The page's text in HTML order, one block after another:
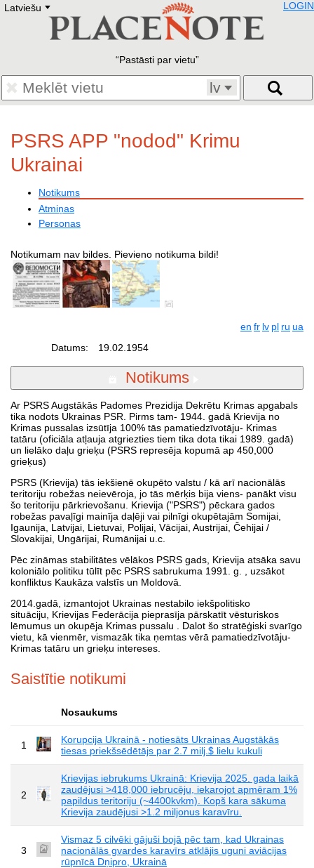
Latviešu E
Deutsch
Francais
Polski
Eestikeelne
LOGIN
Pastāsti par vietu
lv
PSRS APP "nodod" Krimu
Ukrainai
Notikums
Atmiņas
Personas
Notikumam nav bildes. Pievieno notikuma bildi!
en fr lv pl ru ua
Datums:
19.02.1954
Notikums
Ar PSRS Augstākās Padomes Prezidija Dekrētu Krimas apgabals
tika nodots Ukrainas PSR. Pirms tam- 1944. gadā Krievija no
Krimas pussalas izsūtīja 100% tās pamatiedzīvotāju- Krimas
tatāru (oficiāla atļauja atgriezties tiem tika dota tikai 1989. gadā)
un lielāko daļu grieķu (PSRS represēja kopumā ap 450,000
grieķus)
PSRS (Krievija) tās iekšienē okupēto valstu / kā arī nacionālās
teritoriju robežas neievēroja, jo tās mērķis bija viens- panākt visu
šo teritoriju pārkrievošanu. Krievija ("PSRS") pēckara gados
robežas pavaļīgi mainīja daļēji vai pilnīgi okupētajām Somijai,
Igaunija, Latvijai, Lietuvai, Polijai, Vācijai, Austrijai, Čehijai /
Slovakijai, Ungārijai, Rumānijai u.c.
Pēc zināmas stabilitātes vēlākos PSRS gads, Krievija atsāka savu
koloniālo politiku tūlīt pēc PSRS sabrukuma 1991. g. , uzsākot
konfliktus Kaukāza valstīs un Moldovā.
2014.gadā, izmantojot Ukrainas nestabilo iekšpolitisko
situāciju, Krievijas Federācija pieprasīja pārskatīt vēsturiskos
lēmumus un okupēja Krimas pussalu . Dalot šo stratēģiski svarīgo
vietu, kā vienmēr, vismazāk tika ņemtas vērā pamatiedzīvotāju-
Krimas tatāru un grieķu intereses.
Saistītie notikumi
Nosaukums
1
Korupcija Ukrainā - notiesāts Ukrainas Augstākās
tiesas priekšsēdētājs par 2.7 milj.$ lielu kukuli
2
Krievijas iebrukums Ukrainā: Krievija 2025. gada laikā
zaudējusi >418,000 iebrucēju, iekarojot apmēram 1%
papildus teritoriju (~4400kvkm). Kopš kara sākuma
Krievija zaudējusi >1.2 miljonus karavīru.
3
Vismaz 5 cilvēki gājuši bojā pēc tam, kad Ukrainas
nacionālās gvardes karavīrs atklājis uguni aviācijas
rūpnīcā Dņipro, Ukrainā